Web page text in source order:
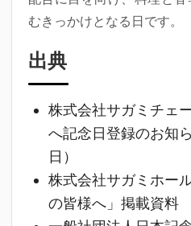
むきっかけとなる日です。
出典
株式会社サガミチェ
へ記念日登録のお知
日）
株式会社サガミホー
の皆様へ」掲載資料